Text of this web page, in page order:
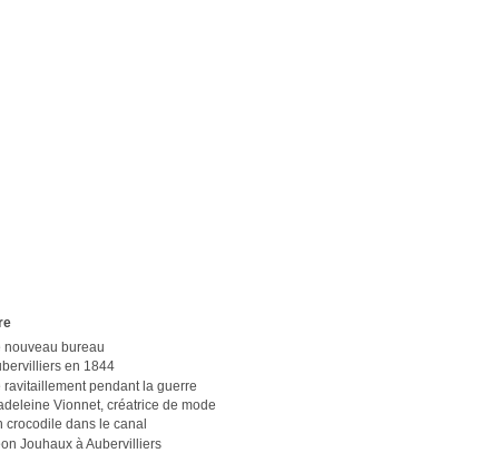
nouveau bureau
en 1844
ravitaillement pendant la guerre
Vionnet, créatrice de mode
crocodile dans le canal
Jouhaux à Aubervilliers